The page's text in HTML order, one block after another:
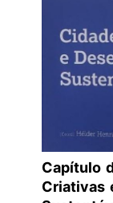
Capítulo
Criativas